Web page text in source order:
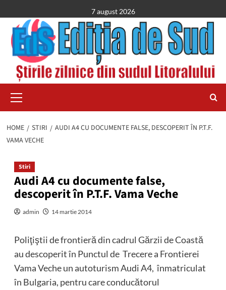
to
content
7 august 2026
Menu
HOME STIRI
AUDI A4 CU DOCUMENTE FALSE, DESCOPERIT ÎN P.T.F.
VAMA VECHE
Stiri
Audi A4 cu documente false,
descoperit în P.T.F. Vama Veche
admin 14 martie 2014
Poliţiştii de frontieră din cadrul Gărzii de Coastă
au descoperit în Punctul de Trecere a Frontierei
Vama Veche un autoturism Audi A4, înmatriculat
în Bulgaria, pentru care conducătorul